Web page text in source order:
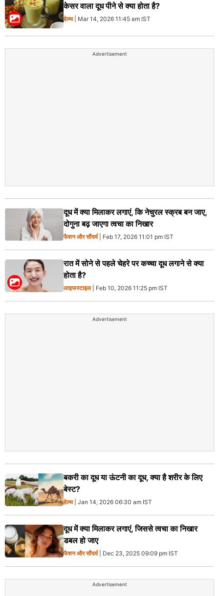
केसर वाला दूध पीने से क्या होता है?
हेल्थ| Mar 14, 2026 11:45 am IST
Advertisement
दूध में क्या मिलाकर लगाएं, कि नेचुरल स्क्रब बन जाए,
दोगुना बढ़ जाएगा त्वचा का निखार
फैशन और सौंदर्य| Feb 17, 2026 11:01 pm IST
रात में सोने से पहले चेहरे पर कच्चा दूध लगाने से क्या
होता है?
लाइफस्टाइल| Feb 10, 2026 11:25 pm IST
Advertisement
बकरी का दूध या ऊंटनी का दूध, क्या है शरीर के लिए
बेस्ट?
हेल्थ| Jan 14, 2026 06:30 am IST
दूध में क्या मिलाकर लगाएं, जिससे त्वचा का निखार
डबल हो जाए
फैशन और सौंदर्य| Dec 23, 2025 09:09 pm IST
Advertisement